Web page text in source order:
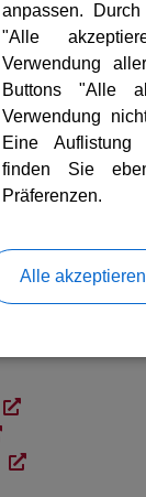
anpassen.
"Alle
Verwendung
Buttons "Alle
Verwendung
Eine Auflistung
finden Sie
Präferenzen.
Alle akzeptieren